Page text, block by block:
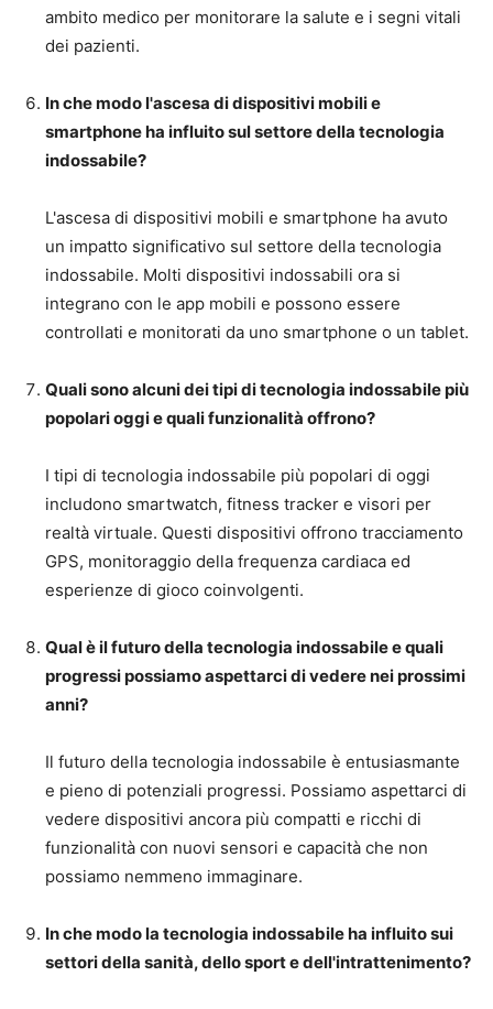
ambito medico per monitorare la salute e i segni vitali
dei pazienti.
In che modo l'ascesa di dispositivi mobili e
smartphone ha influito sul settore della tecnologia
indossabile?
L'ascesa di dispositivi mobili e smartphone ha avuto
un impatto significativo sul settore della tecnologia
indossabile. Molti dispositivi indossabili ora si
integrano con le app mobili e possono essere
controllati e monitorati da uno smartphone o un tablet.
Quali sono alcuni dei tipi di tecnologia indossabile più
popolari oggi e quali funzionalità offrono?
I tipi di tecnologia indossabile più popolari di oggi
includono smartwatch, fitness tracker e visori per
realtà virtuale. Questi dispositivi offrono tracciamento
GPS, monitoraggio della frequenza cardiaca ed
esperienze di gioco coinvolgenti.
Qual è il futuro della tecnologia indossabile e quali
progressi possiamo aspettarci di vedere nei prossimi
anni?
Il futuro della tecnologia indossabile è entusiasmante
e pieno di potenziali progressi. Possiamo aspettarci di
vedere dispositivi ancora più compatti e ricchi di
funzionalità con nuovi sensori e capacità che non
possiamo nemmeno immaginare.
In che modo la tecnologia indossabile ha influito sui
settori della sanità, dello sport e dell'intrattenimento?